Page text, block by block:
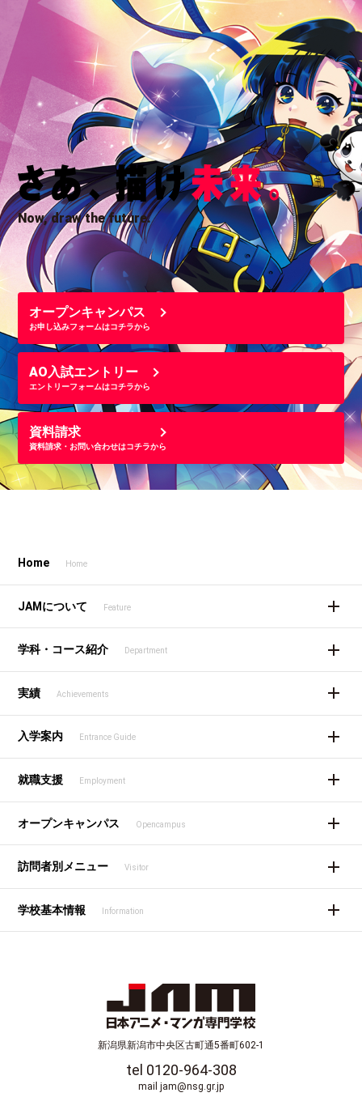
Now, draw the future.
オープンキャンパス
お申し込みフォームはコチラから
AO入試エントリー
エントリーフォームはコチラから
資料請求
資料請求・お問い合わせはコチラから
Home Home
JAMについて Feature
学科・コース紹介 Department
実績 Achievements
入学案内 Entrance Guide
就職支援 Employment
オープンキャンパス Opencampus
訪問者別メニュー Visitor
学校基本情報 Information
新潟県新潟市中央区古町通5番町602-1
tel 0120-964-308
mail jam@nsg.gr.jp